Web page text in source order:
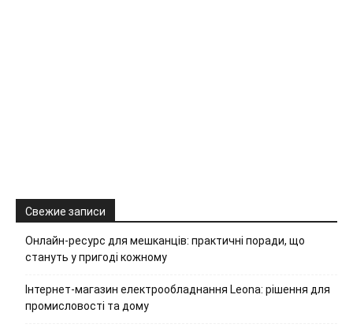
Свежие записи
Онлайн-ресурс для мешканців: практичні поради, що
стануть у пригоді кожному
Інтернет-магазин електрообладнання Leona: рішення для
промисловості та дому